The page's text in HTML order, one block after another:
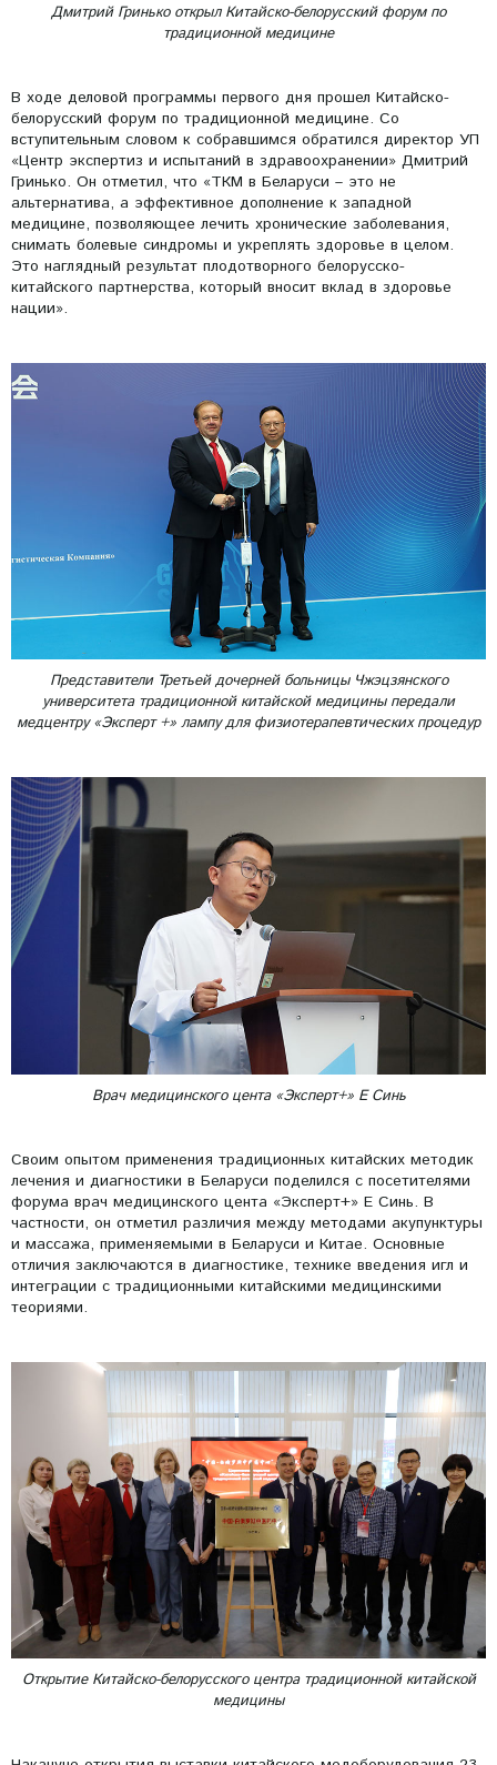
Дмитрий Гринько открыл Китайско-белорусский форум по
традиционной медицине
В ходе деловой программы первого дня прошел Китайско-
белорусский форум по традиционной медицине. Со
вступительным словом к собравшимся обратился директор УП
«Центр экспертиз и испытаний в здравоохранении» Дмитрий
Гринько. Он отметил, что «ТКМ в Беларуси – это не
альтернатива, а эффективное дополнение к западной
медицине, позволяющее лечить хронические заболевания,
снимать болевые синдромы и укреплять здоровье в целом.
Это наглядный результат плодотворного белорусско-
китайского партнерства, который вносит вклад в здоровье
нации».
Представители Третьей дочерней больницы Чжэцзянского
университета традиционной китайской медицины передали
медцентру «Эксперт +» лампу для физиотерапевтических процедур
Врач медицинского цента «Эксперт+» Е Синь
Своим опытом применения традиционных китайских методик
лечения и диагностики в Беларуси поделился с посетителями
форума врач медицинского цента «Эксперт+» Е Синь. В
частности, он отметил различия между методами акупунктуры
и массажа, применяемыми в Беларуси и Китае. Основные
отличия заключаются в диагностике, технике введения игл и
интеграции с традиционными китайскими медицинскими
теориями.
Открытие Китайско-белорусского центра традиционной китайской
медицины